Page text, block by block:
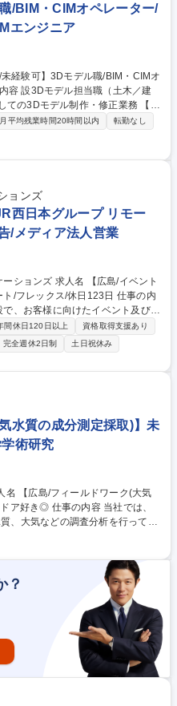
/BIM・CIMオペレーター/
エンジニア
ての3Dモデル制作・修正業務 【具
化し、効率的なデータ管理・施工
進行状況を視覚化 ・チームと連
滑な進行を支援 ・専用ソフトウェ
経験可】
日祝休/残業少
月平均残業時間20時間以内
転勤なし
ョンズ
西日本グループ リモー
/メディア法人営業
【広島/イベント
ックス/休日123日 仕事の内
、お客様に向けたイベント及び催
。業界未経験からでもOJTを中心
力会社と連携し
。 （2）同社が専属でイベント関
、将来的には広島県外の施設の業
の立ち合いもあります。（平日代
間休日120日以上
資格取得支援あり
完全週休2日制
土日祝休み
水質の成分測定採取)】未
術研究
容 当社では、
、大気などの調査分析を行ってい
でお客様からのご依頼に基づき現
ながら共同で作業を行い、少しず
がない未経験者でも問題ありませ
ので、車の運転が苦にならない方
り体を動かして働きたいという方
、採取した試料は本社等の検査所
ア好き◎
？